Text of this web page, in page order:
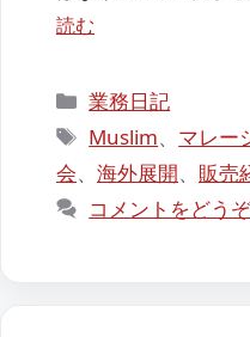
読む
カ
テ
ゴ
リ
ー
業務日記
タ
グ
Muslim、 マレー
会、 海外展開、 販売
コメントをどう